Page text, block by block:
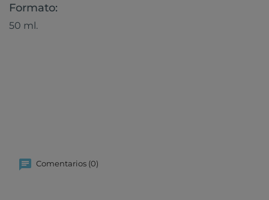
Formato:
50 ml.
Comentarios (0)